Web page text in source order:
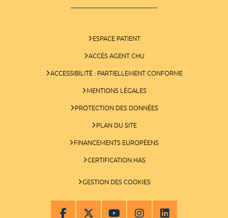
ESPACE PATIENT
ACCÈS AGENT CHU
ACCESSIBILITÉ : PARTIELLEMENT CONFORME
MENTIONS LÉGALES
PROTECTION DES DONNÉES
PLAN DU SITE
FINANCEMENTS EUROPÉENS
CERTIFICATION HAS
GESTION DES COOKIES